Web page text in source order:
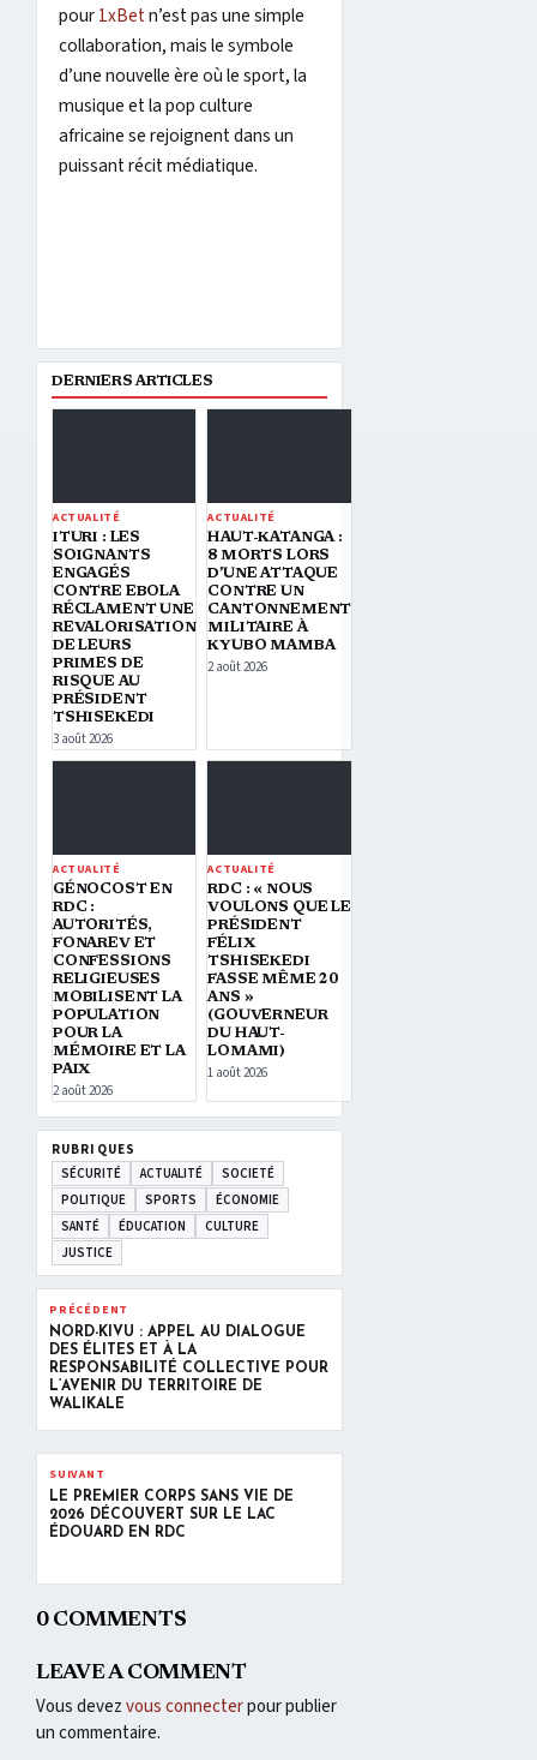
pour1xBetn’est pas une simple
collaboration, mais le symbole
d’une nouvelle ère où le sport, la
musique et la pop culture
africaine se rejoignent dans un
puissant récit médiatique.
DERNIERS ARTICLES
ACTUALITÉ
ITURI : LES
SOIGNANTS
ENGAGÉS
CONTRE EBOLA
RÉCLAMENT UNE
REVALORISATION
DE LEURS
PRIMES DE
RISQUE AU
PRÉSIDENT
TSHISEKEDI
3 août 2026
ACTUALITÉ
HAUT-KATANGA :
8 MORTS LORS
D’UNE ATTAQUE
CONTRE UN
CANTONNEMENT
MILITAIRE À
KYUBO MAMBA
2 août 2026
ACTUALITÉ
GÉNOCOST EN
RDC :
AUTORITÉS,
FONAREV ET
CONFESSIONS
RELIGIEUSES
MOBILISENT LA
POPULATION
POUR LA
MÉMOIRE ET LA
PAIX
2 août 2026
ACTUALITÉ
RDC : « NOUS
VOULONS QUE LE
PRÉSIDENT
FÉLIX
TSHISEKEDI
FASSE MÊME 20
ANS »
(GOUVERNEUR
DU HAUT-
LOMAMI)
1 août 2026
RUBRIQUES
SÉCURITÉ
ACTUALITÉ
SOCIETÉ
POLITIQUE
SPORTS
ÉCONOMIE
SANTÉ
ÉDUCATION
CULTURE
JUSTICE
PRÉCÉDENT
NORD-KIVU : APPEL AU DIALOGUE
DES ÉLITES ET À LA
RESPONSABILITÉ COLLECTIVE POUR
L’AVENIR DU TERRITOIRE DE
WALIKALE
SUIVANT
LE PREMIER CORPS SANS VIE DE
2026 DÉCOUVERT SUR LE LAC
ÉDOUARD EN RDC
0 COMMENTS
LEAVE A COMMENT
Vous devezvous connecterpour publier
un commentaire.